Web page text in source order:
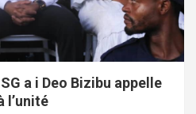
a i Deo Bizibu appelle
l’unité